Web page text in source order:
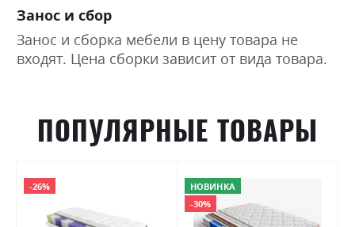
Занос и сбор
Занос и сборка мебели в цену товара не
входят. Цена сборки зависит от вида товара.
ПОПУЛЯРНЫЕ ТОВАРЫ
-26%
НОВИНКА
-30%